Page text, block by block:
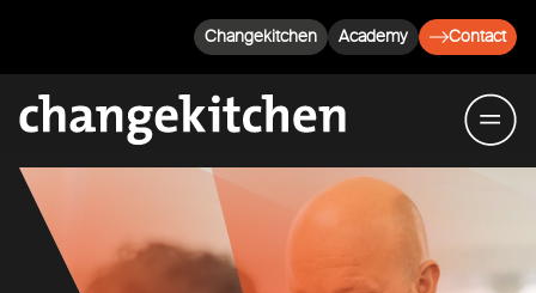
Changekitchen Academy Contact